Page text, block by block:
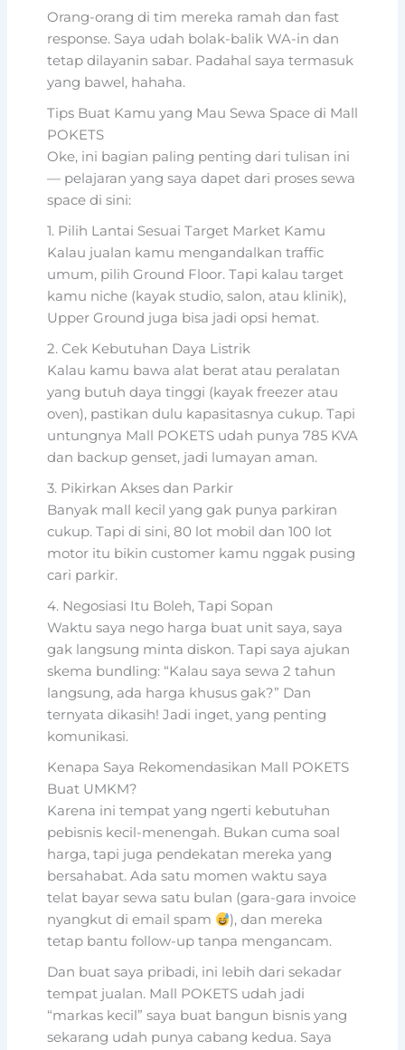
Orang-orang di tim mereka ramah dan fast
response. Saya udah bolak-balik WA-in dan
tetap dilayanin sabar. Padahal saya termasuk
yang bawel, hahaha.
Tips Buat Kamu yang Mau Sewa Space di Mall
POKETS
Oke, ini bagian paling penting dari tulisan ini
— pelajaran yang saya dapet dari proses sewa
space di sini:
1. Pilih Lantai Sesuai Target Market Kamu
Kalau jualan kamu mengandalkan traffic
umum, pilih Ground Floor. Tapi kalau target
kamu niche (kayak studio, salon, atau klinik),
Upper Ground juga bisa jadi opsi hemat.
2. Cek Kebutuhan Daya Listrik
Kalau kamu bawa alat berat atau peralatan
yang butuh daya tinggi (kayak freezer atau
oven), pastikan dulu kapasitasnya cukup. Tapi
untungnya Mall POKETS udah punya 785 KVA
dan backup genset, jadi lumayan aman.
3. Pikirkan Akses dan Parkir
Banyak mall kecil yang gak punya parkiran
cukup. Tapi di sini, 80 lot mobil dan 100 lot
motor itu bikin customer kamu nggak pusing
cari parkir.
4. Negosiasi Itu Boleh, Tapi Sopan
Waktu saya nego harga buat unit saya, saya
gak langsung minta diskon. Tapi saya ajukan
skema bundling: “Kalau saya sewa 2 tahun
langsung, ada harga khusus gak?” Dan
ternyata dikasih! Jadi inget, yang penting
komunikasi.
Kenapa Saya Rekomendasikan Mall POKETS
Buat UMKM?
Karena ini tempat yang ngerti kebutuhan
pebisnis kecil-menengah. Bukan cuma soal
harga, tapi juga pendekatan mereka yang
bersahabat. Ada satu momen waktu saya
telat bayar sewa satu bulan (gara-gara invoice
nyangkut di email spam
), dan mereka
tetap bantu follow-up tanpa mengancam.
Dan buat saya pribadi, ini lebih dari sekadar
tempat jualan. Mall POKETS udah jadi
“markas kecil” saya buat bangun bisnis yang
sekarang udah punya cabang kedua. Saya